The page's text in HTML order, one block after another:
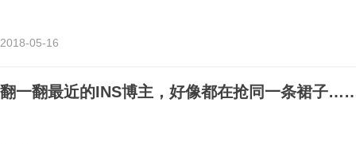
2018-05-16
翻一翻最近的INS博主，好像都在抢同一条裙子